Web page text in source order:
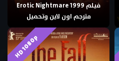
فيلم Erotic Nightmare 1999
مترجم اون لاين وتحميل
HD 1080p